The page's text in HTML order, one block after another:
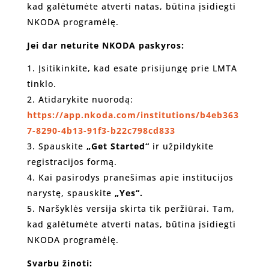
kad galėtumėte atverti natas, būtina įsidiegti
NKODA programėlę.
Jei dar neturite NKODA paskyros:
Įsitikinkite, kad esate prisijungę prie LMTA
tinklo.
Atidarykite nuorodą:
https://app.nkoda.com/institutions/b4eb363
7-8290-4b13-91f3-b22c798cd833
Spauskite „Get Started“ ir užpildykite
registracijos formą.
Kai pasirodys pranešimas apie institucijos
narystę, spauskite „Yes“.
Naršyklės versija skirta tik peržiūrai. Tam,
kad galėtumėte atverti natas, būtina įsidiegti
NKODA programėlę.
Svarbu žinoti: